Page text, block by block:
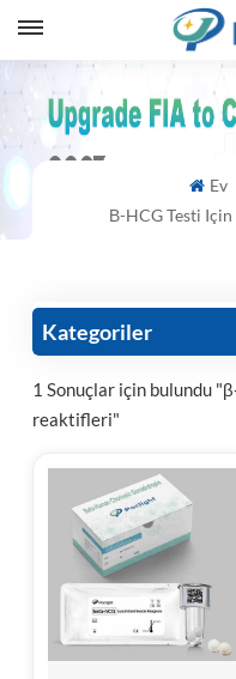
Ev
Β-HCG Testi
Kategoriler
1 Sonuçlar için bulundu
reaktifleri"